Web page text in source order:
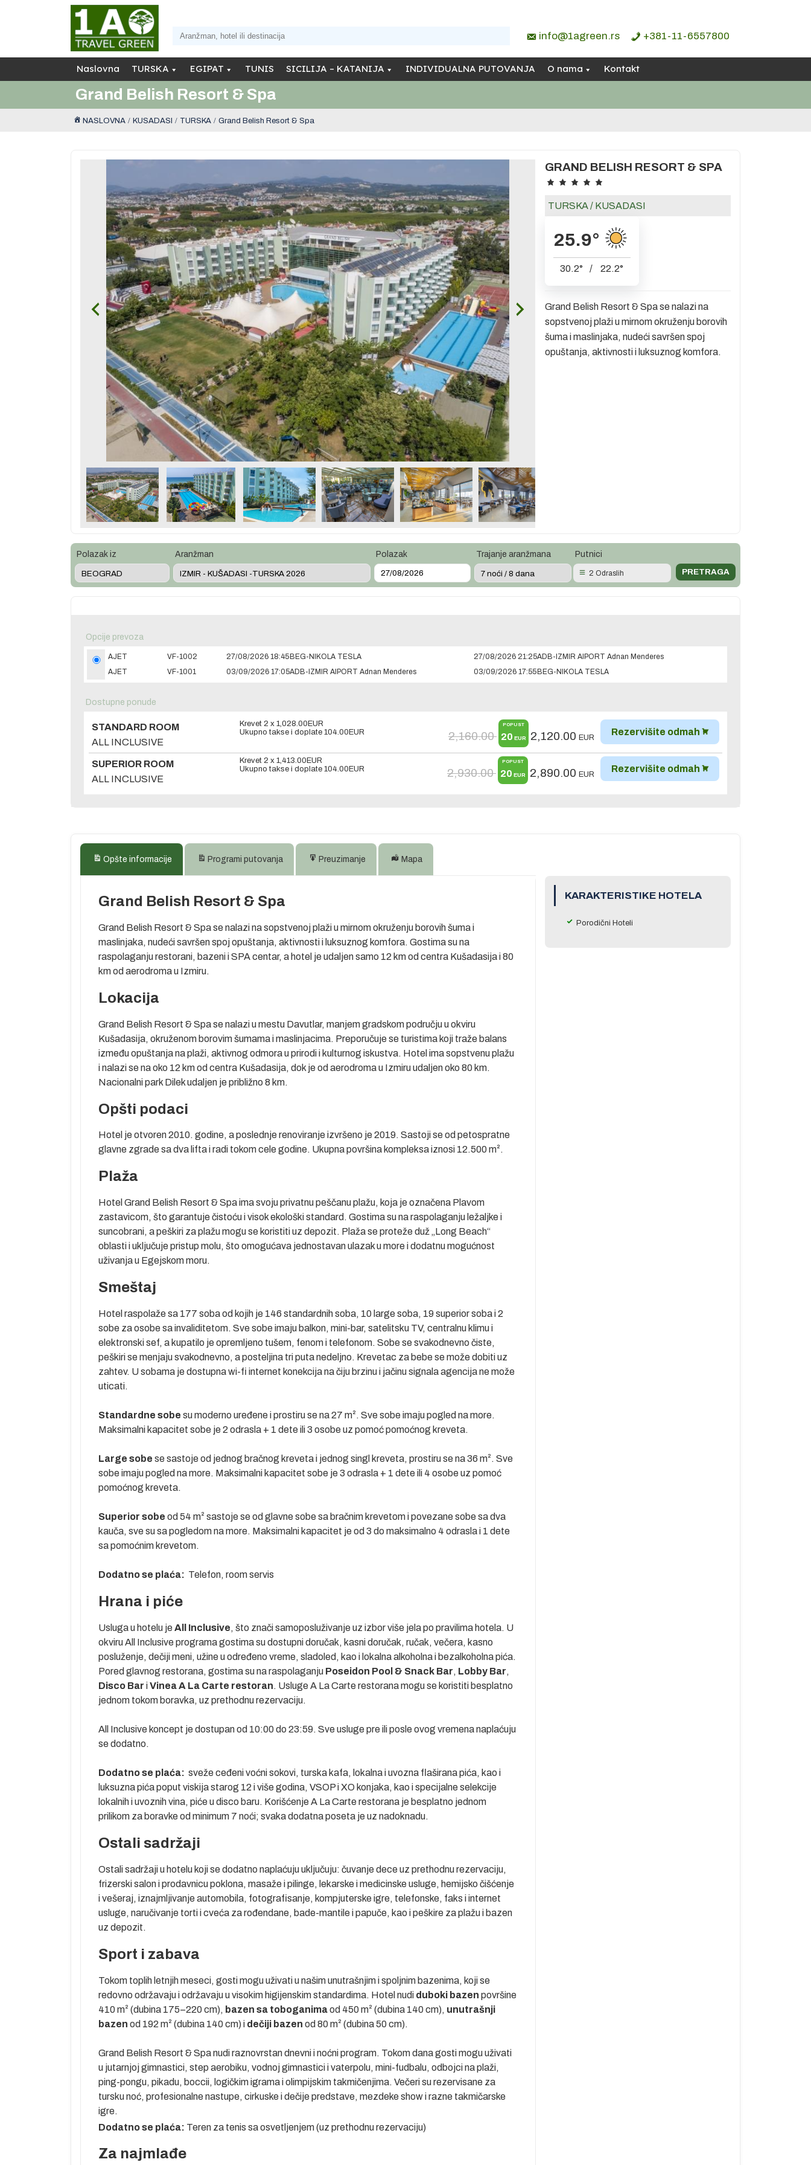
info@1agreen.rs +381-11-6557800
Naslovna TURSKA EGIPAT TUNIS SICILIJA – KATANIJA INDIVIDUALNA PUTOVANJA O nama Kontakt
Grand Belish Resort & Spa
NASLOVNA KUSADASI TURSKA Grand Belish Resort & Spa
GRAND BELISH RESORT & SPA
TURSKA/ KUSADASI
25.9°
30.2° / 22.2°
Grand Belish Resort & Spa se nalazi na
sopstvenoj plaži u mirnom okruženju borovih
šuma i maslinjaka, nudeći savršen spoj
opuštanja, aktivnosti i luksuznog komfora.
Polazak iz Aranžman Polazak Trajanje aranžmana Putnici
2 Odraslih
Opcije prevoza
AJET VF-1002 27/08/2026 18:45 BEG-NIKOLA TESLA 27/08/2026 21:25ADB-IZMIR AIPORT Adnan Menderes
AJET
VF-1001 03/09/2026 17:05ADB-IZMIR AIPORT Adnan Menderes 03/09/2026 17:55 BEG-NIKOLA TESLA
Dostupne ponude
STANDARD ROOM
ALL INCLUSIVE
Krevet 2 x 1,028.00 EUR
Ukupno takse i doplate 104.00 EUR 2,160.00
POPUST
20 EUR 2,120.00 EUR
Rezervišite odmah
SUPERIOR ROOM
ALL INCLUSIVE
Krevet 2 x 1,413.00 EUR
Ukupno takse i doplate 104.00 EUR 2,930.00
POPUST
20 EUR 2,890.00 EUR
Rezervišite odmah
Opšte informacije Programi putovanja Preuzimanje Mapa
Grand Belish Resort & Spa
Grand Belish Resort & Spa se nalazi na sopstvenoj plaži u mirnom okruženju borovih šuma i
maslinjaka, nudeći savršen spoj opuštanja, aktivnosti i luksuznog komfora. Gostima su na
raspolaganju restorani, bazeni i SPA centar, a hotel je udaljen samo 12 km od centra Kušadasija i 80
km od aerodroma u Izmiru.
Lokacija
Grand Belish Resort & Spa se nalazi u mestu Davutlar, manjem gradskom području u okviru
Kušadasija, okruženom borovim šumama i maslinjacima. Preporučuje se turistima koji traže balans
između opuštanja na plaži, aktivnog odmora u prirodi i kulturnog iskustva. Hotel ima sopstvenu plažu
i nalazi se na oko 12 km od centra Kušadasija, dok je od aerodroma u Izmiru udaljen oko 80 km.
Nacionalni park Dilek udaljen je približno 8 km.
Opšti podaci
Hotel je otvoren 2010. godine, a poslednje renoviranje izvršeno je 2019. Sastoji se od petospratne
glavne zgrade sa dva lifta i radi tokom cele godine. Ukupna površina kompleksa iznosi 12.500 m².
Plaža
Hotel Grand Belish Resort & Spa ima svoju privatnu peščanu plažu, koja je označena Plavom
zastavicom, što garantuje čistoću i visok ekološki standard. Gostima su na raspolaganju ležaljke i
suncobrani, a peškiri za plažu mogu se koristiti uz depozit. Plaža se proteže duž „Long Beach“
oblasti i uključuje pristup molu, što omogućava jednostavan ulazak u more i dodatnu mogućnost
uživanja u Egejskom moru.
Smeštaj
Hotel raspolaže sa 177 soba od kojih je 146 standardnih soba, 10 large soba, 19 superior soba i 2
sobe za osobe sa invaliditetom. Sve sobe imaju balkon, mini-bar, satelitsku TV, centralnu klimu i
elektronski sef, a kupatilo je opremljeno tušem, fenom i telefonom. Sobe se svakodnevno čiste,
peškiri se menjaju svakodnevno, a posteljina tri puta nedeljno. Krevetac za bebe se može dobiti uz
zahtev. U sobama je dostupna wi-fi internet konekcija na čiju brzinu i jačinu signala agencija ne može
uticati.
Standardne sobe su moderno uređene i prostiru se na 27 m². Sve sobe imaju pogled na more.
Maksimalni kapacitet sobe je 2 odrasla + 1 dete ili 3 osobe uz pomoć pomoćnog kreveta.
Large sobe se sastoje od jednog bračnog kreveta i jednog singl kreveta, prostiru se na 36 m². Sve
sobe imaju pogled na more. Maksimalni kapacitet sobe je 3 odrasla + 1 dete ili 4 osobe uz pomoć
pomoćnog kreveta.
Superior sobe od 54 m² sastoje se od glavne sobe sa bračnim krevetom i povezane sobe sa dva
kauča, sve su sa pogledom na more. Maksimalni kapacitet je od 3 do maksimalno 4 odrasla i 1 dete
sa pomoćnim krevetom.
Dodatno se plaća: Telefon, room servis
Hrana i piće
Usluga u hotelu jeAll Inclusive, što znači samoposluživanje uz izbor više jela po pravilima hotela. U
okviru All Inclusive programa gostima su dostupni doručak, kasni doručak, ručak, večera, kasno
posluženje, dečiji meni, užine u određeno vreme, sladoled, kao i lokalna alkoholna i bezalkoholna pića.
Pored glavnog restorana, gostima su na raspolaganju Poseidon Pool & Snack Bar, Lobby Bar,
Disco Bar iVinea A La Carte restoran. Usluge A La Carte restorana mogu se koristiti besplatno
jednom tokom boravka, uz prethodnu rezervaciju.
All Inclusive koncept je dostupan od 10:00 do 23:59. Sve usluge pre ili posle ovog vremena naplaćuju
se dodatno.
Dodatno se plaća: sveže ceđeni voćni sokovi, turska kafa, lokalna i uvozna flaširana pića, kao i
luksuzna pića poput viskija starog 12 i više godina, VSOP i XO konjaka, kao i specijalne selekcije
lokalnih i uvoznih vina, piće u disco baru. Korišćenje A La Carte restorana je besplatno jednom
prilikom za boravke od minimum 7 noći; svaka dodatna poseta je uz nadoknadu.
Ostali sadržaji
Ostali sadržaji u hotelu koji se dodatno naplaćuju uključuju: čuvanje dece uz prethodnu rezervaciju,
frizerski salon i prodavnicu poklona, masaže i pilinge, lekarske i medicinske usluge, hemijsko čišćenje
i vešeraj, iznajmljivanje automobila, fotografisanje, kompjuterske igre, telefonske, faks i internet
usluge, naručivanje torti i cveća za rođendane, bade-mantile i papuče, kao i peškire za plažu i bazen
uz depozit.
Sport i zabava
Tokom toplih letnjih meseci, gosti mogu uživati u našim unutrašnjim i spoljnim bazenima, koji se
redovno održavaju i održavaju u visokim higijenskim standardima. Hotel nudi duboki bazen površine
410 m² (dubina 175–220 cm), bazen sa toboganimaod 450 m² (dubina 140 cm), unutrašnji
bazen od 192 m² (dubina 140 cm) i dečiji bazen od 80 m² (dubina 50 cm).
Grand Belish Resort & Spa nudi raznovrstan dnevni i noćni program. Tokom dana gosti mogu uživati
u jutarnjoj gimnastici, step aerobiku, vodnoj gimnastici i vaterpolu, mini-fudbalu, odbojci na plaži,
ping-pongu, pikadu, boccii, logičkim igrama i olimpijskim takmičenjima. Večeri su rezervisane za
tursku noć, profesionalne nastupe, cirkuske i dečije predstave, mezdeke show i razne takmičarske
igre.
Dodatno se plaća: Teren za tenis sa osvetljenjem (uz prethodnu rezervaciju)
Za najmlađe
KARAKTERISTIKE HOTELA
Porodični Hoteli